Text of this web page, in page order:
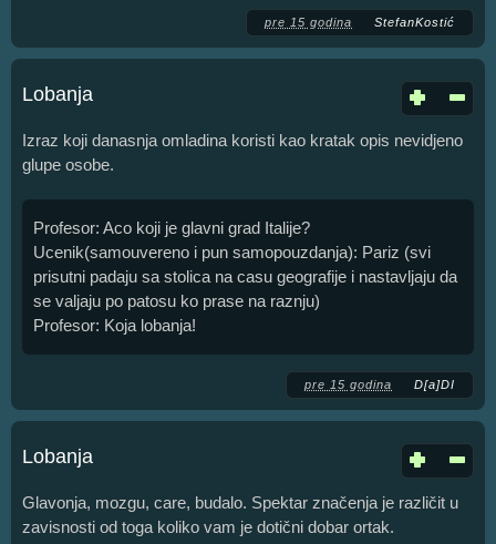
pre 15 godina StefanKostić
Lobanja
Izraz koji danasnja omladina koristi kao kratak opis nevidjeno
glupe osobe.
Profesor: Aco koji je glavni grad Italije?
Ucenik(samouvereno i pun samopouzdanja): Pariz (svi
prisutni padaju sa stolica na casu geografije i nastavljaju da
se valjaju po patosu ko prase na raznju)
Profesor: Koja lobanja!
pre 15 godina D[a]DI
Lobanja
Glavonja, mozgu, care, budalo. Spektar značenja je različit u
zavisnosti od toga koliko vam je dotični dobar ortak.